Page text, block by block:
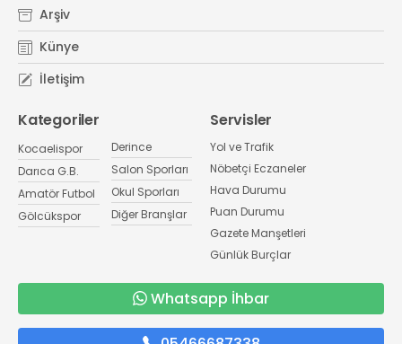
Arşiv
Künye
İletişim
Kategoriler
Kocaelispor
Darıca G.B.
Amatör Futbol
Gölcükspor
Derince
Salon Sporları
Okul Sporları
Diğer Branşlar
Servisler
Yol ve Trafik
Nöbetçi Eczaneler
Hava Durumu
Puan Durumu
Gazete Manşetleri
Günlük Burçlar
Whatsapp İhbar